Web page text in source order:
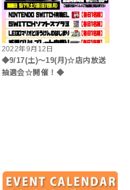
2022年9月12日
◆9/17(土)～19(月)☆店内放送
抽選会☆開催！◆